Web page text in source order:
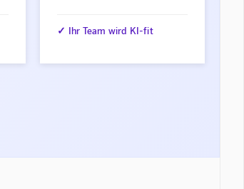
✓ Ihr Team wird KI-fit